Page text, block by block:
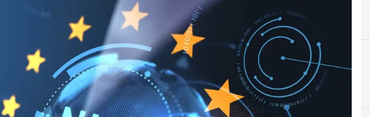
A
Accountability D Direttiva NIS 2